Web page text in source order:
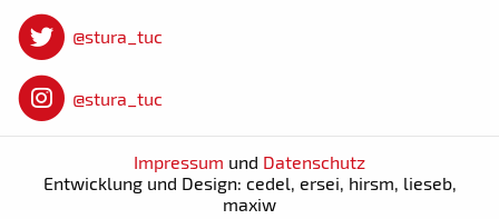
@stura_tuc
@stura_tuc
Impressum und Datenschutz
Entwicklung und Design: cedel, ersei, hirsm, lieseb,
maxiw